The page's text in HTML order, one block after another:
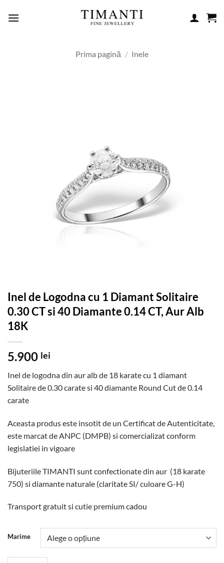
Prima pagină / Inele
Inel de Logodna cu 1 Diamant Solitaire
0.30 CT si 40 Diamante 0.14 CT, Aur Alb
18K
5.900 lei
Inel de logodna din aur alb de 18 karate cu 1 diamant
Solitaire de 0.30 carate si 40 diamante Round Cut de 0.14
carate
Aceasta produs este insotit de un Certificat de Autenticitate,
este marcat de ANPC (DMPB) si comercializat conform
legislatiei in vigoare
Bijuteriile TIMANTI sunt confectionate din aur (18 karate
750) si diamante naturale (claritate SI/ culoare G-H)
Transport gratuit si cutie premium cadou
Marime